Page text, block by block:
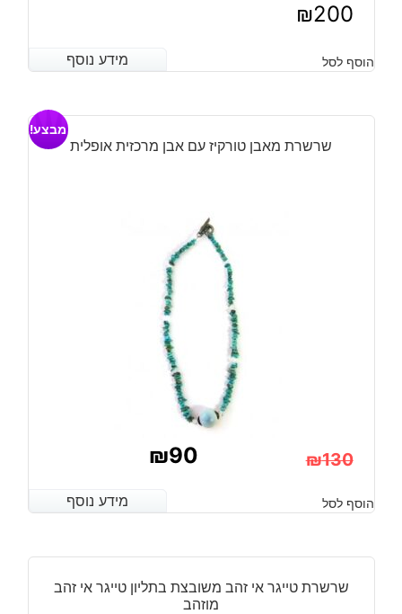
₪200
מידע נוסף הוסף לסל מידע נוסף
שרשרת מאבן טורקיז עם אבן מרכזית אופלית
מבצע!
₪130
המקורי
היה:
₪130.
₪90
הנוכחי
הוא:
₪90.
מידע נוסף הוסף לסל מידע נוסף
שרשרת טייגר אי זהב משובצת בתליון טייגר אי זהב
מוזהב